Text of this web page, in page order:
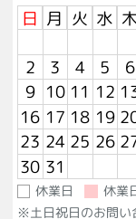
日 月 火 水 木
2
3 4 5 6
9 10 11 12
16 17 18 19
23 24 25 26
30 31
休業日
休業
※土日祝日のお問い